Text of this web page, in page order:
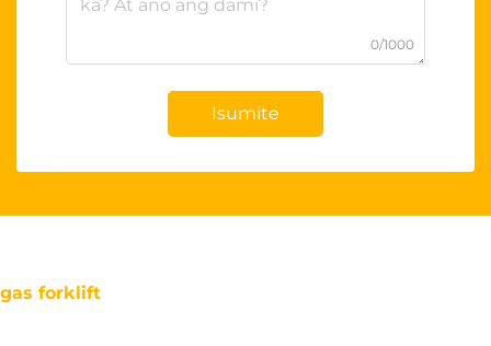
0/1000
Isumite
gas forklift